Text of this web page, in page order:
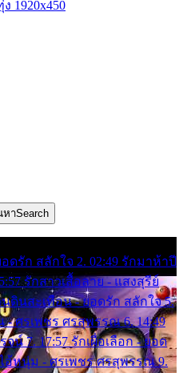
หาSearch
ดรัก สลักใจ 2. 02:49 รักมาห้าปี
รักสาวเสื้อลาย - แสงสุรีย์
นดินสะเทือน - ยอดรัก สลักใจ 5.
- ศรเพชร ศรสุพรรณ 6. 14:49
น์ 7. 17:57 รักเผื่อเลือก - ยอด
อ้หนุ่ม - ศรเพชร ศรสุพรรณ 9.